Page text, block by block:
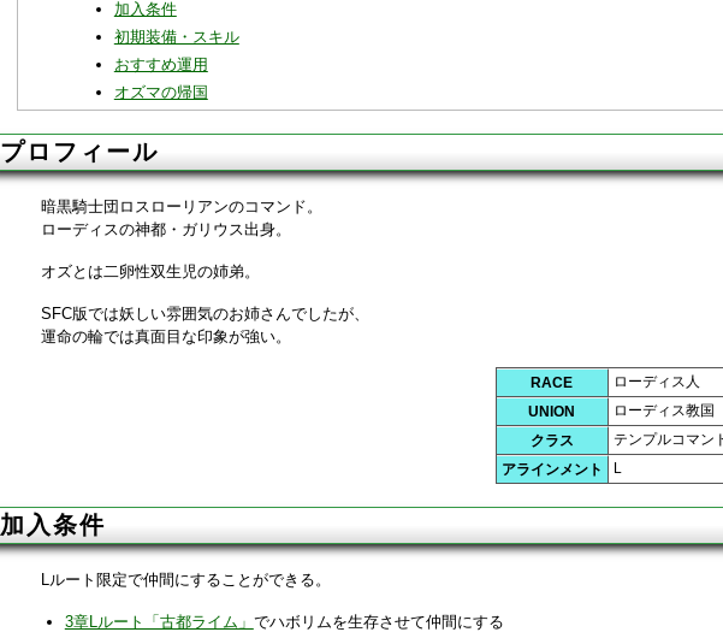
加入条件
初期装備・スキル
おすすめ運用
オズマの帰国
プロフィール
暗黒騎士団ロスローリアンのコマンド。
ローディスの神都・ガリウス出身。
オズとは二卵性双生児の姉弟。
SFC版では妖しい雰囲気のお姉さんでしたが、
運命の輪では真面目な印象が強い。
RACE
ローディス人
UNION
ローディス教国
クラス
テンプルコマン
アラインメント
L
加入条件
Lルート限定で仲間にすることができる。
3章Lルート「古都ライム」 でハボリムを生存させて仲間にする